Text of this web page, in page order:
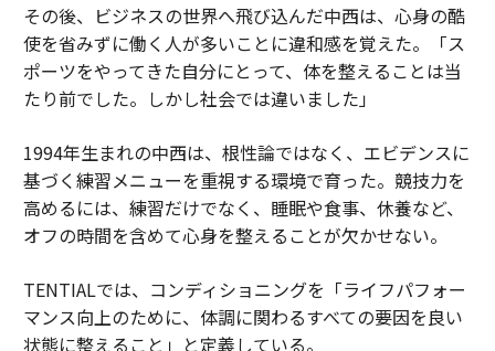
その後、ビジネスの世界へ飛び込んだ中西は、心身の酷
使を省みずに働く人が多いことに違和感を覚えた。「ス
ポーツをやってきた自分にとって、体を整えることは当
たり前でした。しかし社会では違いました」
1994年生まれの中西は、根性論ではなく、エビデンスに
基づく練習メニューを重視する環境で育った。競技力を
高めるには、練習だけでなく、睡眠や食事、休養など、
オフの時間を含めて心身を整えることが欠かせない。
TENTIALでは、コンディショニングを「ライフパフォー
マンス向上のために、体調に関わるすべての要因を良い
状態に整えること」と定義している。